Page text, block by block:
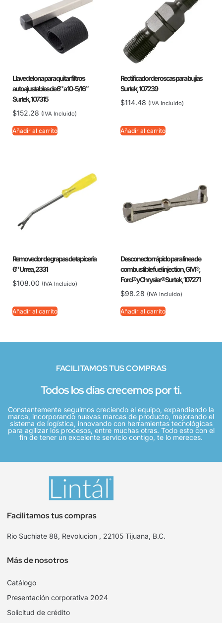
Llave de lona para quitar filtros
autoajustables de 6″ a 10-5/16″
Surtek, 107315
$152.28 (IVA Incluido)
Añadir al carrito
Rectificador de roscas para bujías
Surtek, 107239
$114.48 (IVA Incluido)
Añadir al carrito
Removedor de grapas de tapiceria
6″ Urrea, 2331
$108.00 (IVA Incluido)
Añadir al carrito
Desconector rápido para línea de
combustible fuel injection, GM®,
Ford® y Chrysler® Surtek, 107271
$98.28 (IVA Incluido)
Añadir al carrito
FACILITAMOS TUS COMPRAS
Todos los días crecemos por ti.
Constantemente seguimos creciendo el equipo, expandiendo la
marca, incorporando nuevas marcas de producto, mejorando el
sistema de logística, innovando con herramientas tecnológicas
para agilizar los procesos, entre muchas otras. Todo esto con el
fin de tener un excelente servicio contigo, te lo mereces.
Facilitamos tus compras
Rio Suchiate 88, Revolucion , 22105 Tijuana, B.C.
Más de nosotros
Catálogo
Presentación corporativa 2024
Solicitud de crédito